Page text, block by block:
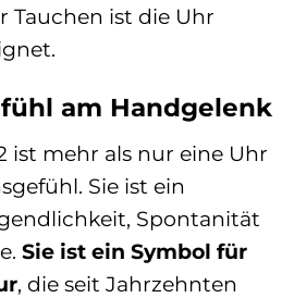
Tauchen ist die Uhr
am Handgelenk
ist mehr als nur eine Uhr
Sie ist ein
Spontanität
Sie ist ein Symbol für
, die seit Jahrzehnten